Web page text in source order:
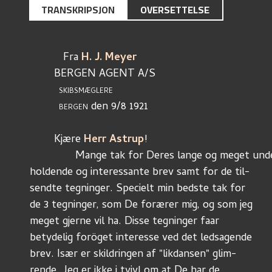
TRANSKRIPSJON OVERSETTELSE
           Fra
H. J. Meyer
        BERGEN AGENT A/S
                SKIBSMÆGLERE
                BERGEN
den 9/8 1921
        Kjære
Herr Astrup!
Mange tak for Deres lange og meget
holdende og interessante brev samt for de til-
sendte tegninger. Specielt min bedste tak for
de 3 tegninger, som De forærer mig, og som jeg
meget gjerne vil ha. Disse tegninger faar
betydelig foröget interesse ved det ledsagende
brev. Især er skildringen af "likdansen" glim-